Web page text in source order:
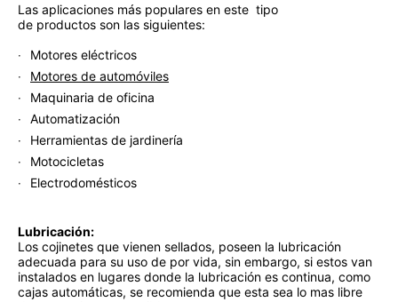
Las aplicaciones más populares en este tipo
de productos son las siguientes:
Motores eléctricos
Motores de automóviles
Maquinaria de oficina
Automatización
Herramientas de jardinería
Motocicletas
Electrodomésticos
Lubricación:
Los cojinetes que vienen sellados, poseen la lubricación
adecuada para su uso de por vida, sin embargo, si estos van
instalados en lugares donde la lubricación es continua, como
cajas automáticas, se recomienda que esta sea lo mas libre